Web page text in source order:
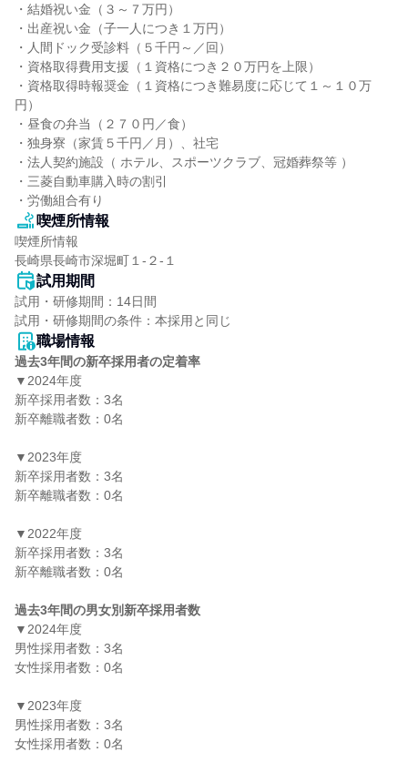
・結婚祝い金（３～７万円）
・出産祝い金（子一人につき１万円）
・人間ドック受診料（５千円～／回）
・資格取得費用支援（１資格につき２０万円を上限）
・資格取得時報奨金（１資格につき難易度に応じて１～１０万
円）
・昼食の弁当（２７０円／食）
・独身寮（家賃５千円／月）、社宅
・法人契約施設（ ホテル、スポーツクラブ、冠婚葬祭等 ）
・三菱自動車購入時の割引
・労働組合有り
喫煙所情報
喫煙所情報
長崎県長崎市深堀町１-２-１
試用期間
試用・研修期間：14日間
職場情報
過去3年間の新卒採用者の定着率
▼2024年度
新卒採用者数：3名
新卒離職者数：0名
▼2023年度
新卒採用者数：3名
新卒離職者数：0名
▼2022年度
新卒採用者数：3名
新卒離職者数：0名
過去3年間の男女別新卒採用者数
▼2024年度
男性採用者数：3名
女性採用者数：0名
▼2023年度
男性採用者数：3名
女性採用者数：0名